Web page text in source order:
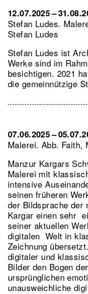
12.07.2025 –
Stefan Ludes.
Stefan Ludes
Stefan Ludes ist
Werke sind im
besichtigen. 2021
die gemeinnützige
07.06.2025 –
Malerei. Abb. Faith,
Manzur Kargars
Malerei mit
intensive
seinen früheren
der Bildsprache der
Kargar einen sehr
seiner aktuellen
digitalen Welt in
Zeichnung
digitaler und
Bilder den Bogen
ursprünglichen
unausweichliche